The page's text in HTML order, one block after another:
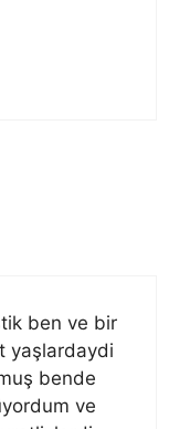
ben ve bir
yaşlardaydi
bende
ve